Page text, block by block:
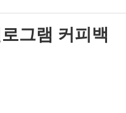
그램 커피백